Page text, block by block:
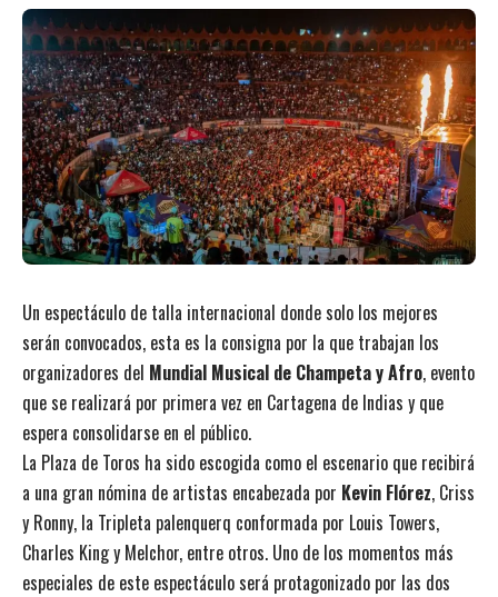
Un espectáculo de talla internacional donde solo los mejores
serán convocados, esta es la consigna por la que trabajan los
organizadores del Mundial Musical de Champeta y Afro, evento
que se realizará por primera vez en Cartagena de Indias y que
espera consolidarse en el público.
La Plaza de Toros ha sido escogida como el escenario que recibirá
a una gran nómina de artistas encabezada por Kevin Flórez, Criss
y Ronny, la Tripleta palenquerq conformada por Louis Towers,
Charles King y Melchor, entre otros. Uno de los momentos más
especiales de este espectáculo será protagonizado por las dos